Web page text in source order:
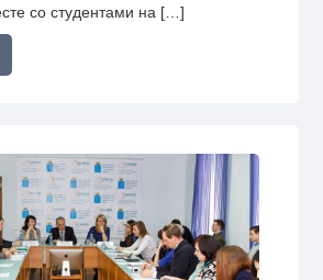
со студентами на […]